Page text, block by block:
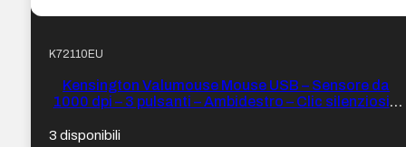
K72110EU
Kensington Valumouse Mouse USB – Sensore da
1000 dpi – 3 pulsanti – Ambidestro – Clic silenziosi –
3 disponibili